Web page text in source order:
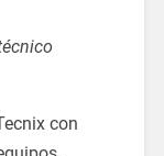
con